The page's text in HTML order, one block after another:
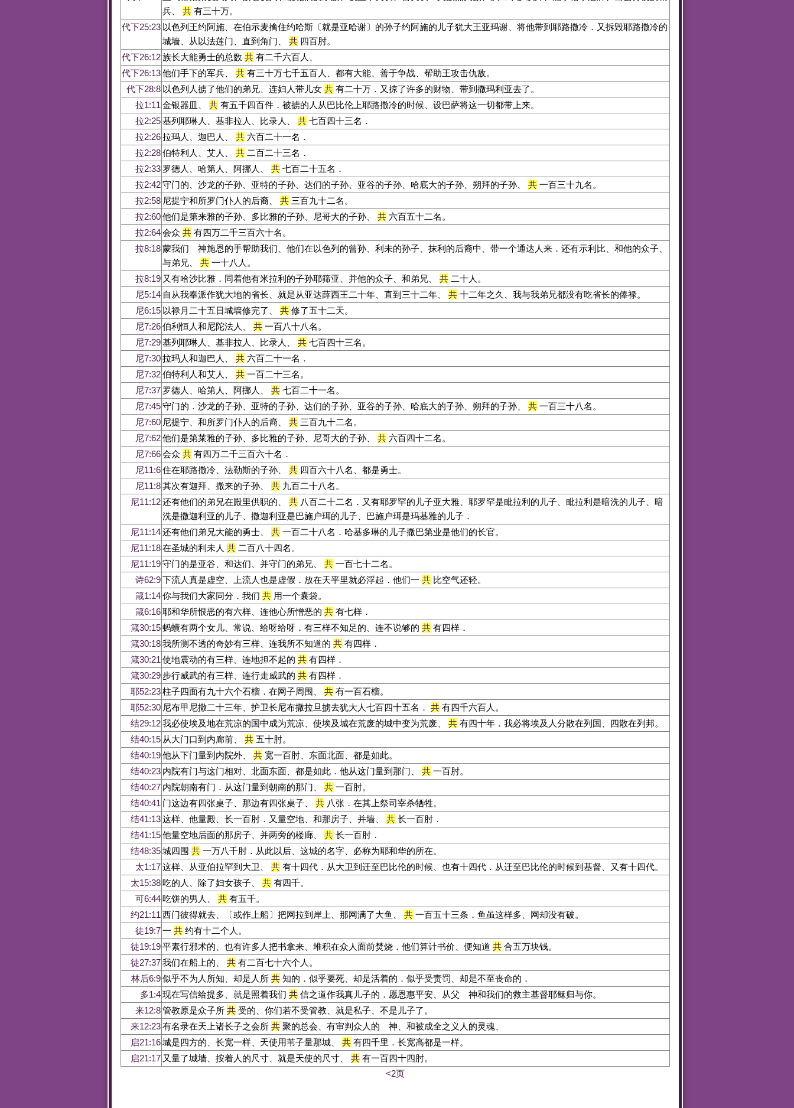
兵、
共 有三十万。
代下25:23 以色列王约阿施、在伯示麦擒住约哈斯〔就是亚哈谢〕的孙子约阿施的儿子犹大王亚玛谢、将他带到耶路撒冷．又拆毁耶路撒冷的
城墙、从以法莲门、直到角门、
共 四百肘。
代下26:12族长大能勇士的总数 共 有二千六百人、
代下26:13他们手下的军兵、 共 有三十万七千五百人、都有大能、善于争战、帮助王攻击仇敌。
代下28:8 以色列人掳了他们的弟兄、连妇人带儿女 共 有二十万．又掠了许多的财物、带到撒玛利亚去了。
拉1:11 金银器皿、 共 有五千四百件．被掳的人从巴比伦上耶路撒冷的时候、设巴萨将这一切都带上来。
拉2:25基列耶琳人、基非拉人、比录人、 共 七百四十三名．
拉2:26拉玛人、迦巴人、 共 六百二十一名．
拉2:28伯特利人、艾人、 共 二百二十三名．
拉2:33 罗德人、哈第人、阿挪人、 共 七百二十五名．
拉2:42守门的、沙龙的子孙、亚特的子孙、达们的子孙、亚谷的子孙、哈底大的子孙、朔拜的子孙、 共 一百三十九名。
拉2:58 尼提宁和所罗门仆人的后裔、 共 三百九十二名。
拉2:60他们是第来雅的子孙、多比雅的子孙、尼哥大的子孙、 共 六百五十二名。
拉2:64会众 共 有四万二千三百六十名。
拉8:18蒙我们 神施恩的手帮助我们、他们在以色列的曾孙、利未的孙子、抹利的后裔中、带一个通达人来．还有示利比、和他的众子、
与弟兄、
共 一十八人。
拉8:19 又有哈沙比雅．同着他有米拉利的子孙耶筛亚、并他的众子、和弟兄、 共 二十人。
尼5:14 自从我奉派作犹大地的省长、就是从亚达薛西王二十年、直到三十二年、 共 十二年之久、我与我弟兄都没有吃省长的俸禄。
尼6:15 以禄月二十五日城墙修完了、 共 修了五十二天。
尼7:26伯利恒人和尼陀法人、 共 一百八十八名。
尼7:29基列耶琳人、基非拉人、比录人、 共 七百四十三名。
尼7:30拉玛人和迦巴人、 共 六百二十一名．
尼7:32伯特利人和艾人、 共 一百二十三名。
尼7:37 罗德人、哈第人、阿挪人、 共 七百二十一名。
尼7:45守门的．沙龙的子孙、亚特的子孙、达们的子孙、亚谷的子孙、哈底大的子孙、朔拜的子孙、 共 一百三十八名。
尼7:60 尼提宁、和所罗门仆人的后裔、 共 三百九十二名。
尼7:62他们是第莱雅的子孙、多比雅的子孙、尼哥大的子孙、 共 六百四十二名。
尼7:66会众 共 有四万二千三百六十名．
尼11:6住在耶路撒冷、法勒斯的子孙、 共 四百六十八名、都是勇士。
尼11:8其次有迦拜、撒来的子孙、 共 九百二十八名。
尼11:12还有他们的弟兄在殿里供职的、 共 八百二十二名．又有耶罗罕的儿子亚大雅、耶罗罕是毗拉利的儿子、毗拉利是暗洗的儿子、暗
洗是撒迦利亚的儿子、撒迦利亚是巴施户珥的儿子、巴施户珥是玛基雅的儿子．
尼11:14还有他们弟兄大能的勇士、 共 一百二十八名．哈基多琳的儿子撒巴第业是他们的长官。
尼11:18在圣城的利未人 共 二百八十四名。
尼11:19守门的是亚谷、和达们、并守门的弟兄、 共 一百七十二名。
诗62:9下流人真是虚空、上流人也是虚假．放在天平里就必浮起．他们一 共 比空气还轻。
箴1:14你与我们大家同分．我们 共 用一个囊袋。
箴6:16耶和华所恨恶的有六样、连他心所憎恶的 共 有七样．
箴30:15蚂蟥有两个女儿、常说、给呀给呀．有三样不知足的、连不说够的 共 有四样．
箴30:18我所测不透的奇妙有三样、连我所不知道的 共 有四样．
箴30:21 使地震动的有三样、连地担不起的 共 有四样．
箴30:29 步行威武的有三样、连行走威武的 共 有四样．
耶52:23柱子四面有九十六个石榴．在网子周围、 共 有一百石榴。
耶52:30 尼布甲尼撒二十三年、护卫长尼布撒拉旦掳去犹大人七百四十五名． 共 有四千六百人。
结29:12我必使埃及地在荒凉的国中成为荒凉、使埃及城在荒废的城中变为荒废、 共 有四十年．我必将埃及人分散在列国、四散在列邦。
结40:15 从大门口到内廊前、 共 五十肘。
结40:19他从下门量到内院外、 共 宽一百肘、东面北面、都是如此。
结40:23 内院有门与这门相对、北面东面、都是如此．他从这门量到那门、 共 一百肘。
结40:27 内院朝南有门．从这门量到朝南的那门、 共 一百肘。
结40:41 门这边有四张桌子、那边有四张桌子、 共 八张．在其上祭司宰杀牺牲。
结41:13这样、他量殿、长一百肘．又量空地、和那房子、并墙、 共 长一百肘．
结41:15他量空地后面的那房子、并两旁的楼廊、 共 长一百肘．
结48:35城四围 共 一万八千肘．从此以后、这城的名字、必称为耶和华的所在。
太1:17这样、从亚伯拉罕到大卫、 共 有十四代．从大卫到迁至巴比伦的时候、也有十四代．从迁至巴比伦的时候到基督、又有十四代。
太15:38吃的人、除了妇女孩子、 共 有四千。
可6:44吃饼的男人、 共 有五千。
约21:11 西门彼得就去、〔或作上船〕把网拉到岸上、那网满了大鱼、 共 一百五十三条．鱼虽这样多、网却没有破。
徒19:7一 共 约有十二个人。
徒19:19平素行邪术的、也有许多人把书拿来、堆积在众人面前焚烧．他们算计书价、便知道 共 合五万块钱。
徒27:37我们在船上的、 共 有二百七十六个人。
林后6:9似乎不为人所知、却是人所 共 知的．似乎要死、却是活着的．似乎受责罚、却是不至丧命的．
多1:4现在写信给提多、就是照着我们 共 信之道作我真儿子的．愿恩惠平安、从父 神和我们的救主基督耶稣归与你。
来12:8管教原是众子所 共 受的、你们若不受管教、就是私子、不是儿子了。
来12:23有名录在天上诸长子之会所 共 聚的总会、有审判众人的 神、和被成全之义人的灵魂、
启21:16城是四方的、长宽一样、天使用苇子量那城、 共 有四千里．长宽高都是一样。
启21:17 又量了城墙、按着人的尺寸、就是天使的尺寸、 共 有一百四十四肘。
<2页